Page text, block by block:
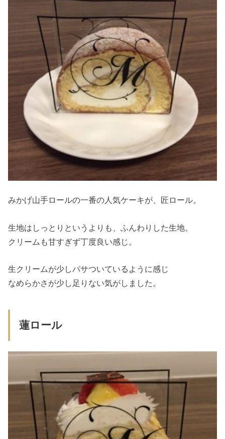
みかげ山手ロールの一番の人気ケーキが、匠ロール。
生地はしっとりというよりも、ふんわりした生地。
クリームも甘すぎず丁度良い感じ。
生クリームが少しパサついているように感じ
なめらかさが少し足りない気がしました。
蓮ロール